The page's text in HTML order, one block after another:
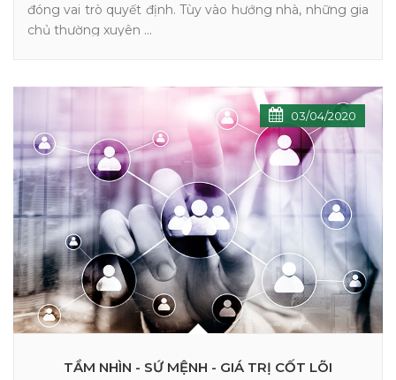
đóng vai trò quyết định. Tùy vào hướng nhà, những gia
chủ thường xuyên ...
03/04/2020
TẦM NHÌN - SỨ MỆNH - GIÁ TRỊ CỐT LÕI